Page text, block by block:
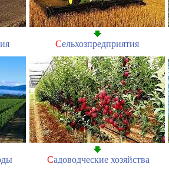
Сельхозпредприятия
Садоводческие хозяйства